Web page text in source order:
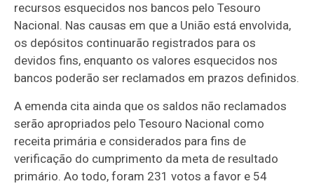
recursos esquecidos nos bancos pelo Tesouro
Nacional. Nas causas em que a União está envolvida,
os depósitos continuarão registrados para os
devidos fins, enquanto os valores esquecidos nos
bancos poderão ser reclamados em prazos definidos.
A emenda cita ainda que os saldos não reclamados
serão apropriados pelo Tesouro Nacional como
receita primária e considerados para fins de
verificação do cumprimento da meta de resultado
primário. Ao todo, foram 231 votos a favor e 54